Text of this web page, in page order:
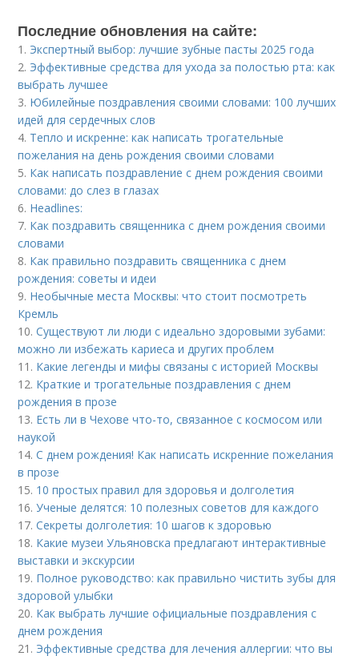
Последние обновления на сайте:
1. Экспертный выбор: лучшие зубные пасты 2025 года
2. Эффективные средства для ухода за полостью рта: как
выбрать лучшее
3. Юбилейные поздравления своими словами: 100 лучших
идей для сердечных слов
4. Тепло и искренне: как написать трогательные
пожелания на день рождения своими словами
5. Как написать поздравление с днем рождения своими
словами: до слез в глазах
6. Headlines:
7. Как поздравить священника с днем рождения своими
словами
8. Как правильно поздравить священника с днем
рождения: советы и идеи
9. Необычные места Москвы: что стоит посмотреть
Кремль
10.Существуют ли люди с идеально здоровыми зубами:
можно ли избежать кариеса и других проблем
11. Какие легенды и мифы связаны с историей Москвы
12. Краткие и трогательные поздравления с днем
рождения в прозе
13. Есть ли в Чехове что-то, связанное с космосом или
наукой
14.С днем рождения! Как написать искренние пожелания
в прозе
15. 10 простых правил для здоровья и долголетия
16.Ученые делятся: 10 полезных советов для каждого
17.Секреты долголетия: 10 шагов к здоровью
18. Какие музеи Ульяновска предлагают интерактивные
выставки и экскурсии
19. Полное руководство: как правильно чистить зубы для
здоровой улыбки
20. Как выбрать лучшие официальные поздравления с
днем рождения
21. Эффективные средства для лечения аллергии: что вы